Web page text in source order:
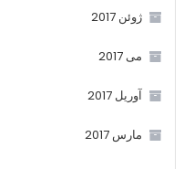
ژوئن 2017
می 2017
آوریل 2017
مارس 2017